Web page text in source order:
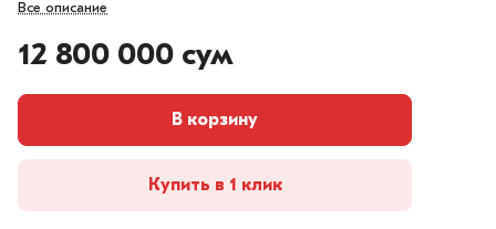
Все описание
12 800 000 сум
В корзину
Купить в 1 клик